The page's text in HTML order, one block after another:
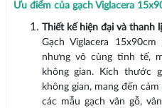
Ưu điểm của gạch Viglacera
Thiết kế hiện đại và thanh
Gạch Viglacera
nhưng vô cùng tinh tế,
không gian. Kích thước
không gian, mang đến
các mẫu gạch vân gỗ,